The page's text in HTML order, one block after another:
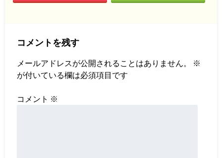
コメントを残す
メールアドレスが公開されることはありません。
※
が付いている欄は必須項目です
コメント ※